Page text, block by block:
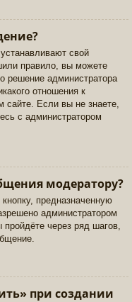
свой
правило, вы можете
решение администратора
отношения к
Если вы не знаете,
с администратором
модератору?
предназначенную
администратором
через ряд шагов,
при создании